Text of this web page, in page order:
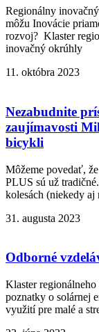
Regionálny
môžu Inovácie
rozvoj? Klaster
inovačný okrúhly
11. októbra 2023
Nezabudnite
zaujímavosti
bicykli
Môžeme povedať,
PLUS sú už
kolesách (niekedy aj
31. augusta 2023
Odborné
Klaster
poznatky o solárnej
využití pre malé a